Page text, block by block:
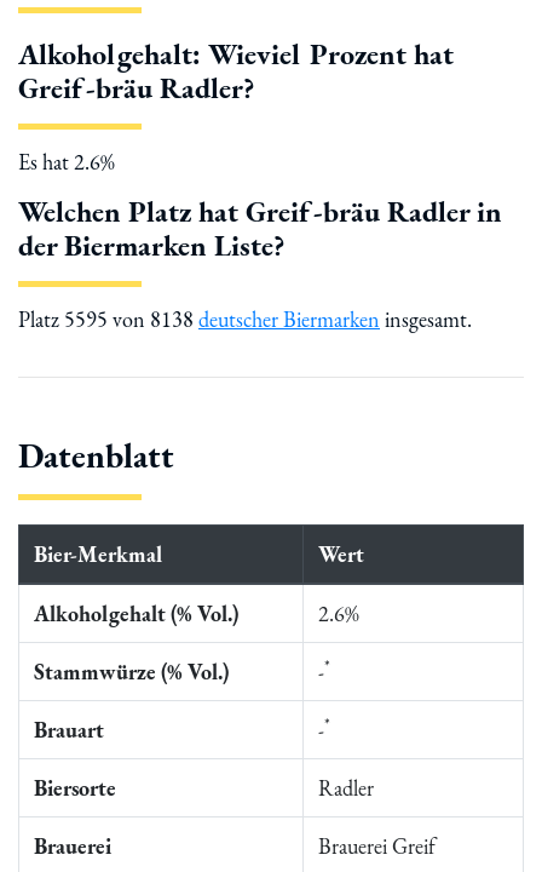
Alkoholgehalt: Wieviel Prozent hat
Greif-bräu Radler?
Es hat 2.6%
Welchen Platz hat Greif-bräu Radler in
der Biermarken Liste?
Platz 5595 von 8138 deutscher Biermarken insgesamt.
Datenblatt
Bier-Merkmal Wert
Alkoholgehalt (% Vol.) 2.6%
Stammwürze (% Vol.) -*
Brauart -*
Biersorte Radler
Brauerei Brauerei Greif